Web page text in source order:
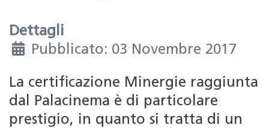
Dettagli
Pubblicato: 03 Novembre 2017
La certificazione Minergie raggiunta
dal Palacinema è di particolare
prestigio, in quanto si tratta di un